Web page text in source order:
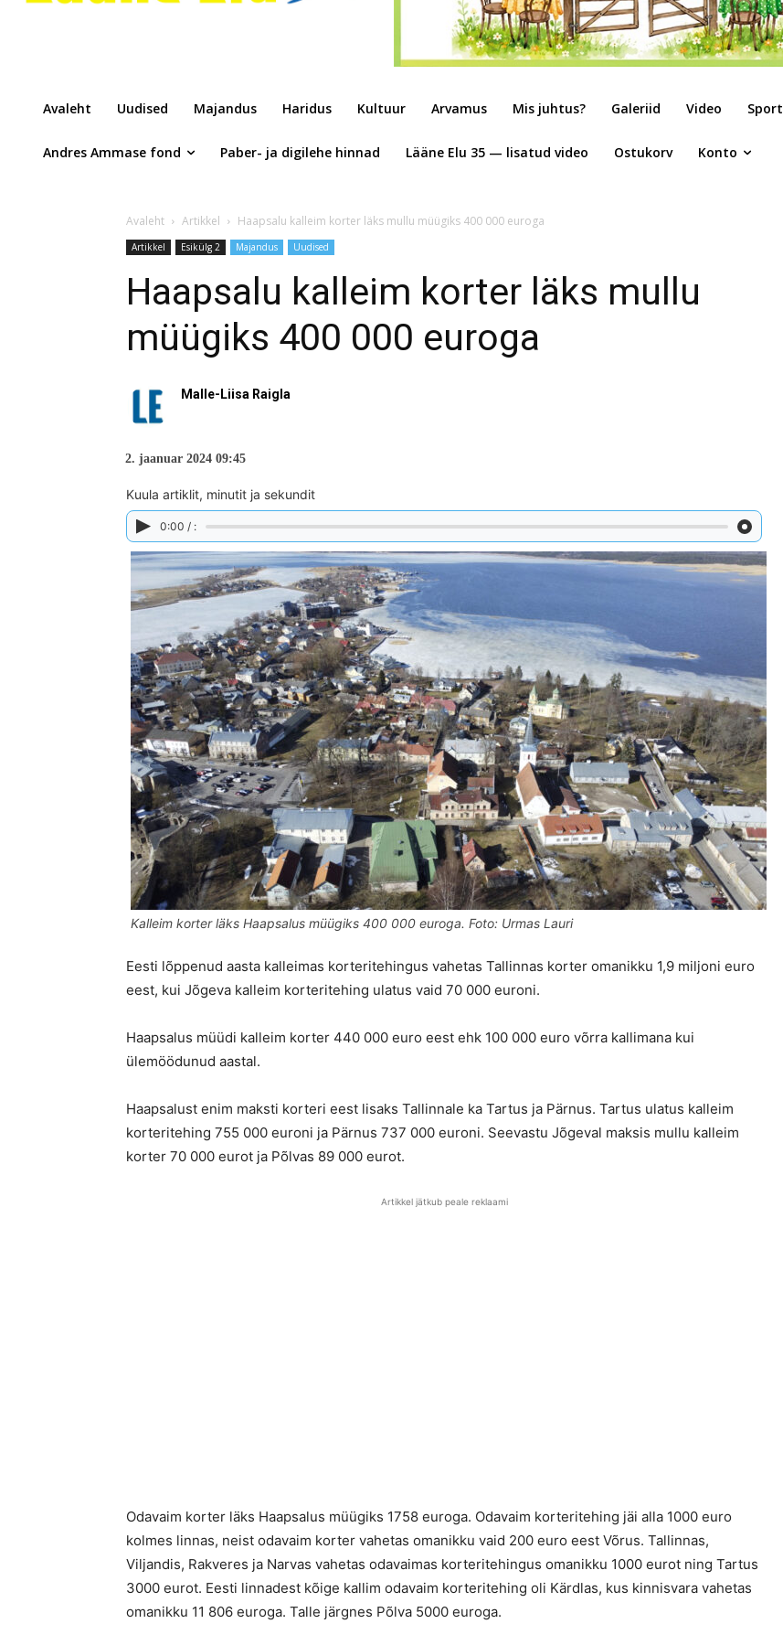
Avaleht Uudised Majandus Haridus Kultuur Arvamus Mis juhtus? Galeriid Video Sport
Andres Ammase fond Paber- ja digilehe hinnad Lääne Elu 35 — lisatud video Ostukorv Konto
Avaleht Artikkel Haapsalu kalleim korter läks mullu müügiks 400 000 euroga
Artikkel Esikülg 2 Majandus Uudised
Haapsalu kalleim korter läks mullu
müügiks 400 000 euroga
Malle-Liisa Raigla
2. jaanuar 2024 09:45
Kuula artiklit, minutit ja sekundit
0:00 / :
Kalleim korter läks Haapsalus müügiks 400 000 euroga. Foto: Urmas Lauri
Eesti lõppenud aasta kalleimas korteritehingus vahetas Tallinnas korter omanikku 1,9 miljoni euro
eest, kui Jõgeva kalleim korteritehing ulatus vaid 70 000 euroni.
Haapsalus müüdi kalleim korter 440 000 euro eest ehk 100 000 euro võrra kallimana kui
ülemöödunud aastal.
Haapsalust enim maksti korteri eest lisaks Tallinnale ka Tartus ja Pärnus. Tartus ulatus kalleim
korteritehing 755 000 euroni ja Pärnus 737 000 euroni. Seevastu Jõgeval maksis mullu kalleim
korter 70 000 eurot ja Põlvas 89 000 eurot.
Artikkel jätkub peale reklaami
Odavaim korter läks Haapsalus müügiks 1758 euroga. Odavaim korteritehing jäi alla 1000 euro
kolmes linnas, neist odavaim korter vahetas omanikku vaid 200 euro eest Võrus. Tallinnas,
Viljandis, Rakveres ja Narvas vahetas odavaimas korteritehingus omanikku 1000 eurot ning Tartus
3000 eurot. Eesti linnadest kõige kallim odavaim korteritehing oli Kärdlas, kus kinnisvara vahetas
omanikku 11 806 euroga. Talle järgnes Põlva 5000 euroga.